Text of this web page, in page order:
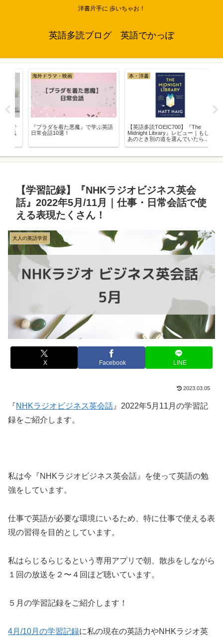
洋書片手に 歩いちゃお！
英語多読ブログ 英語でかっぽ
海外ドラマ・映画
『プラダを着た悪魔』で学ぶ英語
日常会話10選！
本・洋書
【英語多読TOEIC700】『The
Midnight Library』レビュー｜もし
あのとき別の道を選んでいたら…
【学習記録】『NHKラジオビジネス英会
話』2022年5月/11月｜仕事・日常会話で使
える表現たくさん！
大人の英語学習
X Facebook LINE
2023.03.05
『NHKラジオビジネス英会話 』2022年5月11月の学習記
録をご紹介します。
私は今『NHKラジオビジネス英会話』を使って英語の勉
強をしています。
仕事で英語が必要な環境にいるため、特に仕事で使える表
現の習得を目的としています。
私はらじるらじるという専用アプリで朝、散歩をしながら
１回の放送を２〜４回ほど聴いています。
５月の学習記録をご紹介します！
4月/10月の学習記録に私の現在の英語力やNHKラジオ英